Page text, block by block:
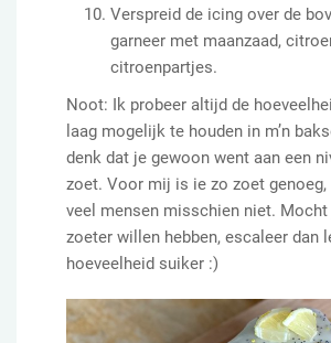
Verspreid de icing over de
garneer met maanzaad,
citroenpartjes.
Noot: Ik probeer altijd de
laag mogelijk te houden in m’n
denk dat je gewoon went aan een
zoet. Voor mij is ie zo zoet
veel mensen misschien niet.
zoeter willen hebben, escaleer dan
hoeveelheid suiker :)